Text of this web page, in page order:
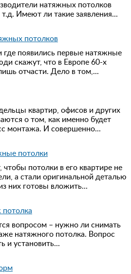
натяжных потолков
Имеют ли такие заявления...
потолков
где появились первые натяжные
скажут, что в Европе 60-х
отчасти. Дело в том,...
квартир, офисов и других
о том, как именно будет
монтажа. И совершенно...
потолки
чтобы потолки в его квартире не
а стали оригинальной деталью
них готовы вложить...
вопросом – нужно ли снимать
натяжного потолка. Вопрос
и установить...